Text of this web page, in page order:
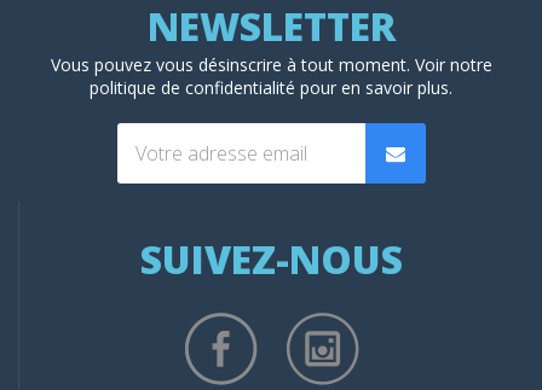
Vous pouvez vous désinscrire à tout moment. Voir notre
politique de confidentialité pour en savoir plus.
SUIVEZ-NOUS